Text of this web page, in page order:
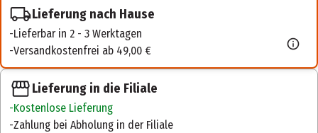
Lieferung nach Hause
Lieferbar in 2 - 3 Werktagen
Versandkostenfrei ab 49,00 €
Lieferung in die Filiale
Kostenlose Lieferung
Zahlung bei Abholung in der Filiale